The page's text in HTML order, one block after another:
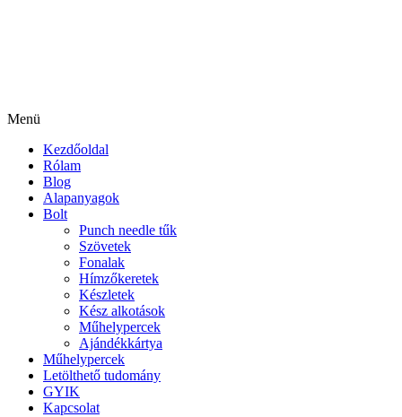
Menü
Kezdőoldal
Rólam
Blog
Alapanyagok
Bolt
Punch needle tűk
Szövetek
Fonalak
Hímzőkeretek
Készletek
Kész alkotások
Műhelypercek
Ajándékkártya
Műhelypercek
Letölthető tudomány
GYIK
Kapcsolat